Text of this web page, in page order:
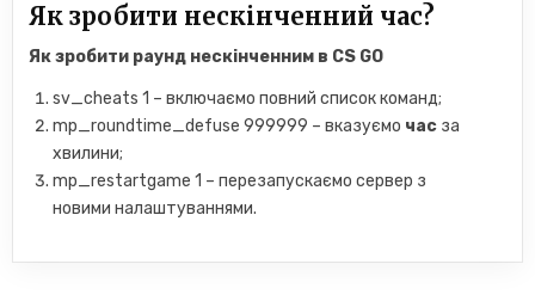
Як зробити нескінченний час?
Як зробити раунд нескінченним в CS GO
sv_cheats 1 – включаємо повний список команд;
mp_roundtime_defuse 999999 – вказуємо час за
хвилини;
mp_restartgame 1 – перезапускаємо сервер з
новими налаштуваннями.